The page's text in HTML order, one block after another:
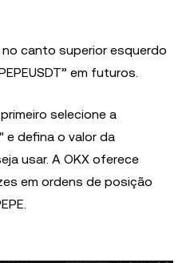
canto superior esquerdo
em futuros.
selecione a
e defina o valor da
usar. A OKX oferece
em ordens de posição